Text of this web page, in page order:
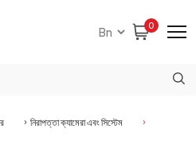
0
নিরাপত্তা ক্যামেরা এবং সিস্টেম